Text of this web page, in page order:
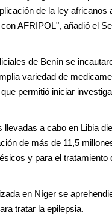
de la ley africanos
AFRIPOL", añadió el
de Benín se
variedad de
permitió iniciar
llevadas a cabo en Libia
de más de 11,5
y para el tratamiento
en Níger se
tratar la epilepsia.